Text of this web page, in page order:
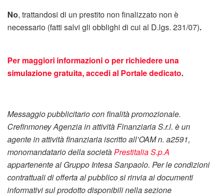
No, trattandosi di un prestito non finalizzato non è
necessario (fatti salvi gli obblighi di cui al D.lgs. 231/07).
Per maggiori informazioni o per richiedere una
simulazione gratuita, accedi al Portale dedicato.
Messaggio pubblicitario con finalità promozionale.
Crefinmoney Agenzia in attività Finanziaria S.r.l. è un
agente in attività finanziaria iscritto all’OAM n. a2591,
monomandatario della societàPrestitalia S.p.A
appartenente al Gruppo Intesa Sanpaolo. Per le condizioni
contrattuali di offerta al pubblico si rinvia ai documenti
informativi sul prodotto disponibili nella sezione